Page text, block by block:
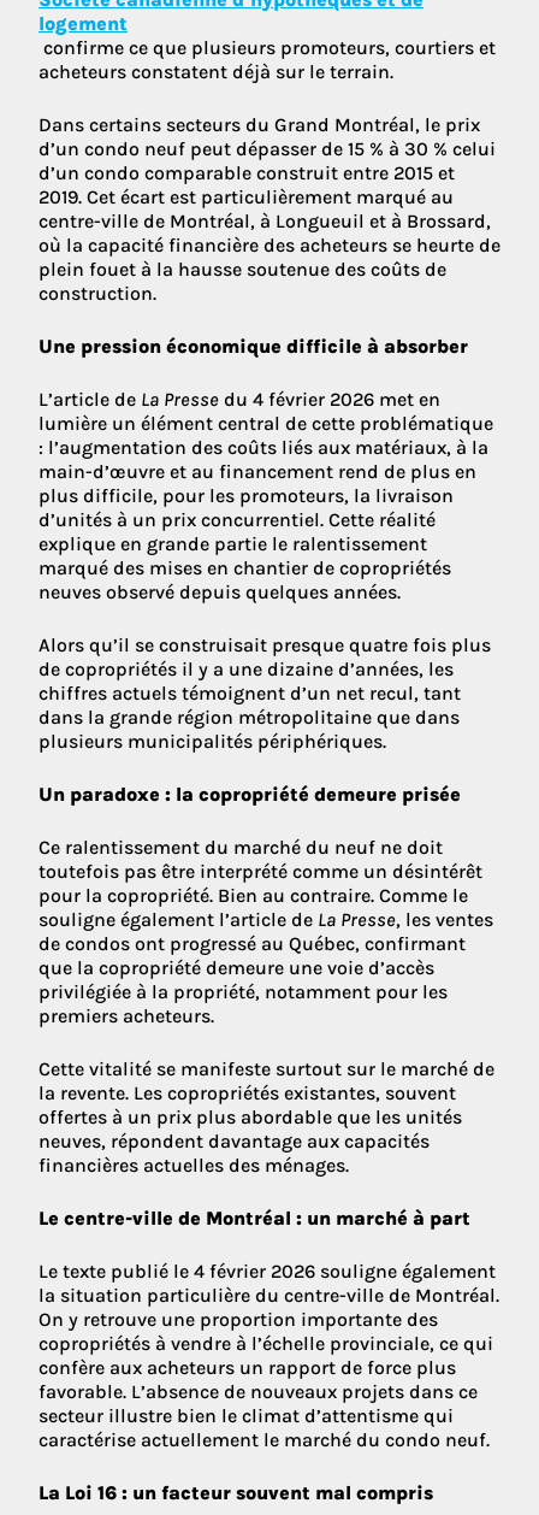
logement
confirme ce que plusieurs promoteurs, courtiers et
acheteurs constatent déjà sur le terrain.
Dans certains secteurs du Grand Montréal, le prix
d’un condo neuf peut dépasser de 15 % à 30 % celui
d’un condo comparable construit entre 2015 et
2019. Cet écart est particulièrement marqué au
centre-ville de Montréal, à Longueuil et à Brossard,
où la capacité financière des acheteurs se heurte de
plein fouet à la hausse soutenue des coûts de
construction.
Une pression économique difficile à absorber
L’article de La Presse du 4 février 2026 met en
lumière un élément central de cette problématique
: l’augmentation des coûts liés aux matériaux, à la
main-d’œuvre et au financement rend de plus en
plus difficile, pour les promoteurs, la livraison
d’unités à un prix concurrentiel. Cette réalité
explique en grande partie le ralentissement
marqué des mises en chantier de copropriétés
neuves observé depuis quelques années.
Alors qu’il se construisait presque quatre fois plus
de copropriétés il y a une dizaine d’années, les
chiffres actuels témoignent d’un net recul, tant
dans la grande région métropolitaine que dans
plusieurs municipalités périphériques.
Un paradoxe : la copropriété demeure prisée
Ce ralentissement du marché du neuf ne doit
toutefois pas être interprété comme un désintérêt
pour la copropriété. Bien au contraire. Comme le
souligne également l’article de La Presse, les ventes
de condos ont progressé au Québec, confirmant
que la copropriété demeure une voie d’accès
privilégiée à la propriété, notamment pour les
premiers acheteurs.
Cette vitalité se manifeste surtout sur le marché de
la revente. Les copropriétés existantes, souvent
offertes à un prix plus abordable que les unités
neuves, répondent davantage aux capacités
financières actuelles des ménages.
Le centre-ville de Montréal : un marché à part
Le texte publié le 4 février 2026 souligne également
la situation particulière du centre-ville de Montréal.
On y retrouve une proportion importante des
copropriétés à vendre à l’échelle provinciale, ce qui
confère aux acheteurs un rapport de force plus
favorable. L’absence de nouveaux projets dans ce
secteur illustre bien le climat d’attentisme qui
caractérise actuellement le marché du condo neuf.
La Loi 16 : un facteur souvent mal compris